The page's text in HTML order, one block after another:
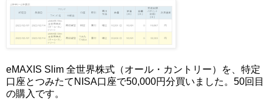
eMAXIS Slim 全世界株式（オール・カントリー）を、特定
口座とつみたてNISA口座で50,000円分買いました。50回目
の購入です。